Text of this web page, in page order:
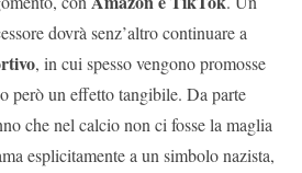
dovrà senz’altro continuare a
, in cui spesso vengono promosse
però un effetto tangibile. Da parte
che nel calcio non ci fosse la maglia
esplicitamente a un simbolo nazista,